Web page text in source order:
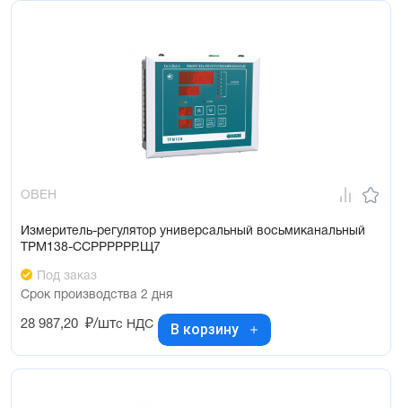
ОВЕН
Измеритель-регулятор универсальный восьмиканальный
ТРМ138-ССРРРРРР.Щ7
Под заказ
Срок производства 2 дня
28 987,20 ₽/штс НДС В корзину